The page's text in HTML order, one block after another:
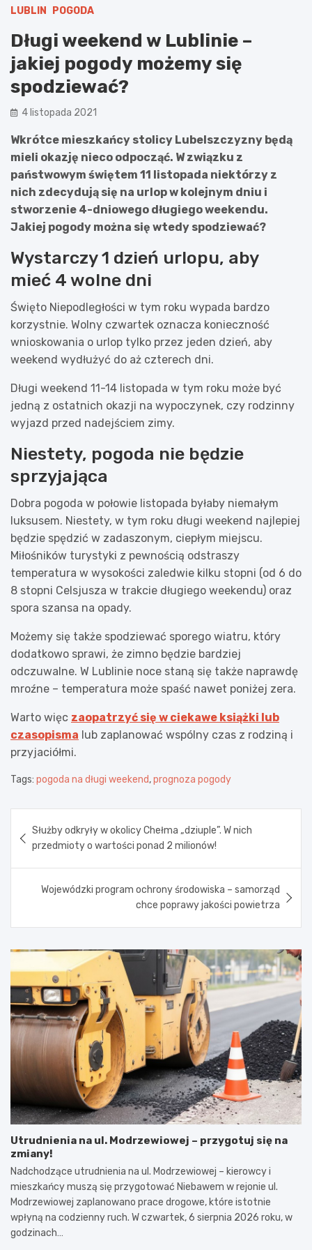
LUBLIN POGODA
Długi weekend w Lublinie –
jakiej pogody możemy się
spodziewać?
4 listopada 2021
Wkrótce mieszkańcy stolicy Lubelszczyzny będą
mieli okazję nieco odpocząć. W związku z
państwowym świętem 11 listopada niektórzy z
nich zdecydują się na urlop w kolejnym dniu i
stworzenie 4-dniowego długiego weekendu.
Jakiej pogody można się wtedy spodziewać?
Wystarczy 1 dzień urlopu, aby
mieć 4 wolne dni
Święto Niepodległości w tym roku wypada bardzo
korzystnie. Wolny czwartek oznacza konieczność
wnioskowania o urlop tylko przez jeden dzień, aby
weekend wydłużyć do aż czterech dni.
Długi weekend 11-14 listopada w tym roku może być
jedną z ostatnich okazji na wypoczynek, czy rodzinny
wyjazd przed nadejściem zimy.
Niestety, pogoda nie będzie
sprzyjająca
Dobra pogoda w połowie listopada byłaby niemałym
luksusem. Niestety, w tym roku długi weekend najlepiej
będzie spędzić w zadaszonym, ciepłym miejscu.
Miłośników turystyki z pewnością odstraszy
temperatura w wysokości zaledwie kilku stopni (od 6 do
8 stopni Celsjusza w trakcie długiego weekendu) oraz
spora szansa na opady.
Możemy się także spodziewać sporego wiatru, który
dodatkowo sprawi, że zimno będzie bardziej
odczuwalne. W Lublinie noce staną się także naprawdę
mroźne – temperatura może spaść nawet poniżej zera.
Warto więc zaopatrzyć się w ciekawe książki lub
czasopisma lub zaplanować wspólny czas z rodziną i
przyjaciółmi.
Tags: pogoda na długi weekend,prognoza pogody
wpisu
Służby odkryły w okolicy Chełma „dziuple”. W nich
przedmioty o wartości ponad 2 milionów!
Wojewódzki program ochrony środowiska – samorząd
chce poprawy jakości powietrza
Utrudnienia na ul. Modrzewiowej – przygotuj się na
zmiany!
Nadchodzące utrudnienia na ul. Modrzewiowej – kierowcy i
mieszkańcy muszą się przygotować Niebawem w rejonie ul.
Modrzewiowej zaplanowano prace drogowe, które istotnie
wpłyną na codzienny ruch. W czwartek, 6 sierpnia 2026 roku, w
godzinach…